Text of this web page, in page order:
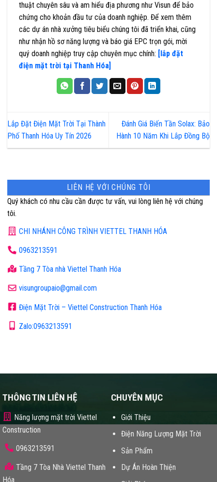
thuật chuyên sâu và am hiểu địa phương như Visun để bảo
chứng cho khoản đầu tư của doanh nghiệp. Để xem thêm
các dự án nhà xưởng tiêu biểu chúng tôi đã triển khai, cũng
như nhận hồ sơ năng lượng và báo giá EPC trọn gói, mời
quý doanh nghiệp truy cập chuyên mục chính: [lắp đặt
điện mặt trời tại Thanh Hóa]
Lắp Đặt Điện Mặt Trời Tại Thành
Phố Thanh Hóa Uy Tín 2026
Đánh Giá Biến Tần Solax: Bảo
Hành 10 Năm Khi Lắp Đồng Bộ
LIÊN HỆ VỚI CHÚNG TÔI
Quý khách có nhu cầu cần được tư vấn, vui lòng liên hệ với chúng
tôi.
CHI NHÁNH CÔNG TRÌNH VIETTEL THANH HÓA
0963213591
Tầng 7 Tòa nhà Viettel Thanh Hóa
visungroupaio@gmail.com
Điện Mặt Trời – Viettel Construction Thanh Hóa
Zalo:0963213591
THÔNG TIN LIÊN HỆ
Năng lượng mặt trời Viettel
Construction
0963213591
Tầng 7 Tòa Nhà Viettel Thanh
Hóa
CHUYÊN MỤC
Giới Thiệu
Điện Năng Lượng Mặt Trời
Sản Phẩm
Dự Án Hoàn Thiện